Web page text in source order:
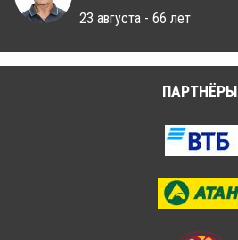
23 августа - 66 лет
ПАРТНЁРЫ